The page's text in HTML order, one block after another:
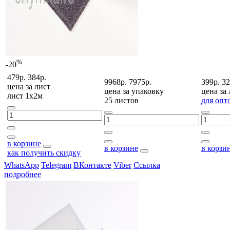
-20%
479р. 384р.
цена за лист
лист 1х2м
в корзине
как получить скидку
9968р. 7975р.
цена за упаковку
25 листов
в корзине
399р.
цена за
для
в
WhatsApp Telegram ВКонтакте Viber Ссылка
подробнее